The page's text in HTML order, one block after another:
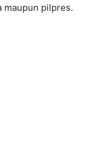
maupun pilpres.